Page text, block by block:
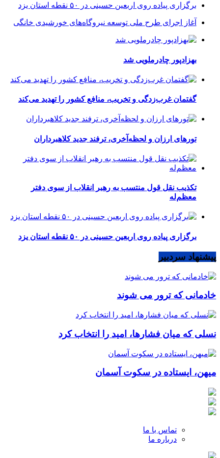
برگزاری پیاده روی اربعین حسینی در ۵۰ نقطه استان یزد
آغاز اجرای طرح ملی توسعه نیروگاه‌های خورشیدی خانگی
بهزادپور چادرملویی شد
گفتمان غرب‌زدگی و تخریب، منافع کشور را تهدید می‌کند
تورهای ارزان و لحظه‌آخری، ترفند جدید کلاهبرداران
تکذیب نقل قول منتسب به رهبر انقلاب از سوی دفتر
معظم‌له
برگزاری پیاده روی اربعین حسینی در ۵۰ نقطه استان یزد
پیشنهاد سردبیر
خادمانی که ترور می شوند
نسلی که میان فشارها، امید را انتخاب کرد
میهن، ایستاده در سکوت آسمان
تماس با ما
درباره ما